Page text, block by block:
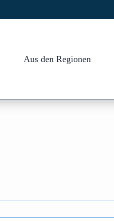
Aus den Regionen